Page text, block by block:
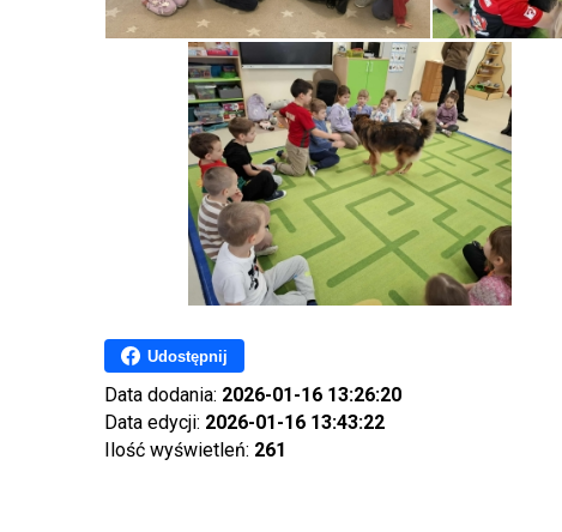
Udostępnij
Data dodania: 2026-01-16 13:26:20
Data edycji: 2026-01-16 13:43:22
Ilość wyświetleń: 261